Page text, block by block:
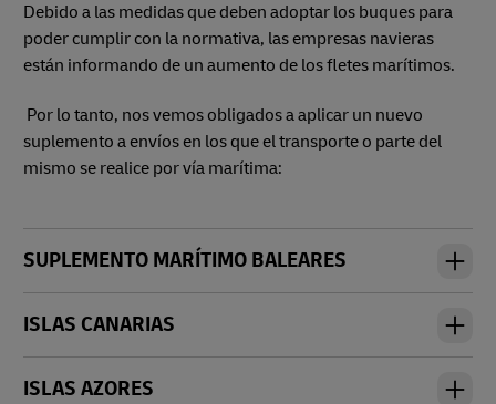
Debido a las medidas que deben adoptar los buques para
poder cumplir con la normativa, las empresas navieras
están informando de un aumento de los fletes marítimos.
Por lo tanto, nos vemos obligados aaplicar un nuevo
suplemento a envíos en los que el transporte o parte del
mismo se realice por vía marítima:
SUPLEMENTO MARÍTIMO BALEARES
ISLAS CANARIAS
ISLAS AZORES